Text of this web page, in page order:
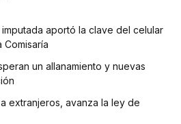
aportó la clave del celular
Comisaría
un allanamiento y nuevas
extranjeros, avanza la ley de